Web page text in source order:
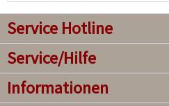
Service Hotline
Service/Hilfe
Informationen